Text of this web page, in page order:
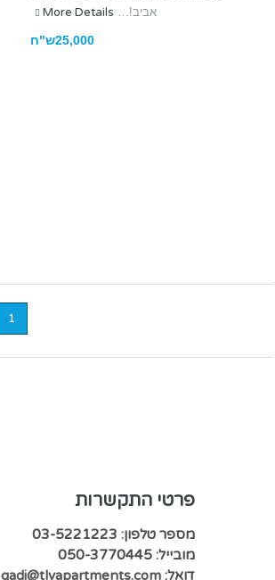
אביב!… More Details
25,000ש"ח
1
פרטי התקשרות
מספר טלפון: 03-5221223
מובייל: 050-3770445
דואל: gadi@tlvapartments.com